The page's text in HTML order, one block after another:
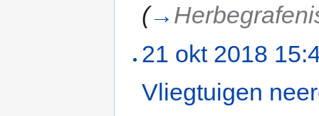
(→
21 okt 2018
Vliegtuigen